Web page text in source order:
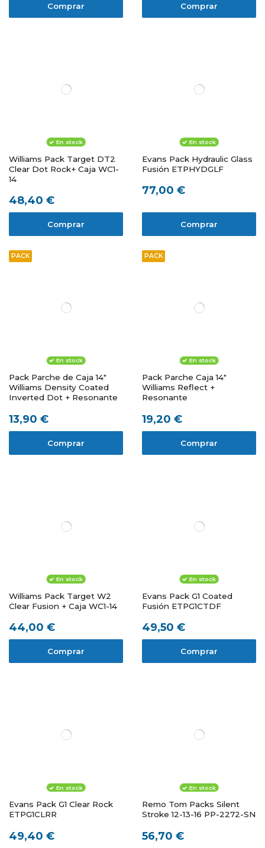
Comprar Comprar
En stock
Williams Pack Target DT2
Clear Dot Rock+ Caja WC1-
14
48,40 €
Comprar
En stock
Evans Pack Hydraulic Glass
Fusión ETPHYDGLF
77,00 €
Comprar
PACK
En stock
Pack Parche de Caja 14"
Williams Density Coated
Inverted Dot + Resonante
13,90 €
Comprar
PACK
En stock
Pack Parche Caja 14"
Williams Reflect +
Resonante
19,20 €
Comprar
En stock
Williams Pack Target W2
Clear Fusion + Caja WC1-14
44,00 €
Comprar
En stock
Evans Pack G1 Coated
Fusión ETPG1CTDF
49,50 €
Comprar
En stock
Evans Pack G1 Clear Rock
ETPG1CLRR
49,40 €
En stock
Remo Tom Packs Silent
Stroke 12-13-16 PP-2272-SN
56,70 €